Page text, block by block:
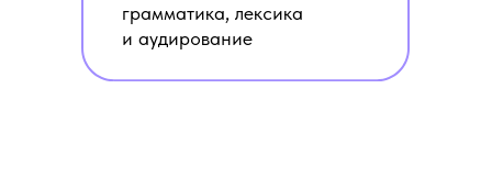
грамматика, лексика
и аудирование